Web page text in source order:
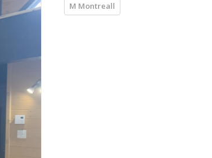
M Montreall